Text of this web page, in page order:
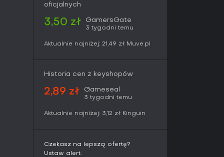
dla roguelite oraz lekkimi motywami grozy.
publiczność, w tym młodszych graczy,
na podstawie skromnej liczby recenzji
2023 roku i nadal otrzymuje wsparcie w
przygodówek akcji szukających
doświadczenia opartego na eksploracji i
strategie w kolejnych podejściach.
oficjalnych
3,50 zł GamersGate
3 tygodni temu
Aktualnie najniżej: 21,49 zł Muve.pl
Historia cen z keyshopów
2,89 zł Gameseal
3 tygodni temu
Aktualnie najniżej: 3,12 zł Kinguin
Czekasz na lepszą ofertę?
Ustaw alert.